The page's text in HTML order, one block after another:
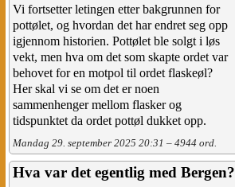
Vi fortsetter letingen etter bakgrunnen for
pottølet, og hvordan det har endret seg opp
igjennom historien. Pottølet ble solgt i løs
vekt, men hva om det som skapte ordet var
behovet for en motpol til ordet flaskeøl?
Her skal vi se om det er noen
sammenhenger mellom flasker og
tidspunktet da ordet pottøl dukket opp.
Mandag 29. september 2025 20:31 – 4944 ord.
Hva var det egentlig med Bergen?